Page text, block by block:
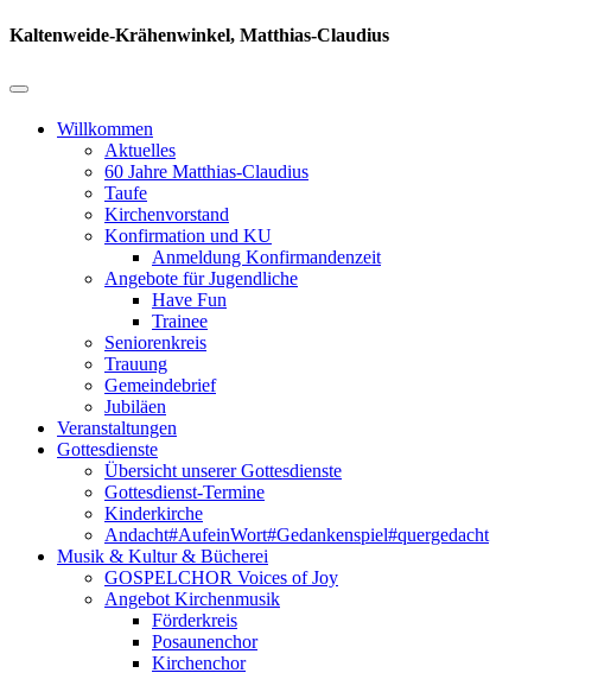
Kaltenweide-Krähenwinkel, Matthias-Claudius
Willkommen
Aktuelles
60 Jahre Matthias-Claudius
Taufe
Kirchenvorstand
Konfirmation und KU
Anmeldung Konfirmandenzeit
Angebote für Jugendliche
Have Fun
Trainee
Seniorenkreis
Trauung
Gemeindebrief
Jubiläen
Veranstaltungen
Gottesdienste
Übersicht unserer Gottesdienste
Gottesdienst-Termine
Kinderkirche
Andacht#AufeinWort#Gedankenspiel#quergedacht
Musik & Kultur & Bücherei
GOSPELCHOR Voices of Joy
Angebot Kirchenmusik
Förderkreis
Posaunenchor
Kirchenchor